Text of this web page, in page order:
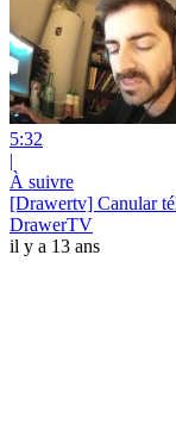
5:32
|
À suivre
[Drawertv] Canular
DrawerTV
il y a 13 ans